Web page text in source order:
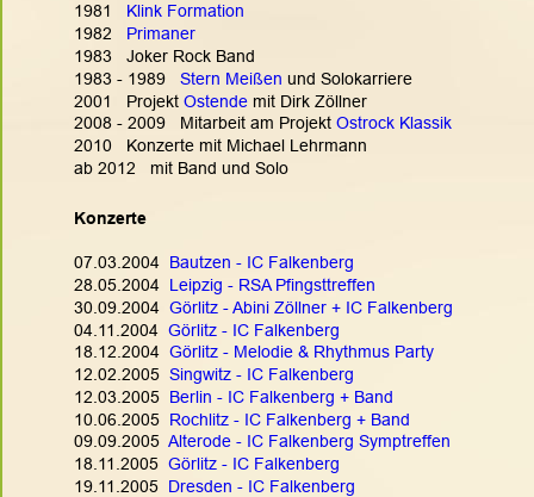
1981 Klink Formation
1982 Primaner
1983   Joker Rock Band
1983 - 1989 Stern Meißen und Solokarriere
2001   Projekt Ostende mit Dirk Zöllner
2008 - 2009   Mitarbeit am Projekt Ostrock Klassik
2010   Konzerte mit Michael Lehrmann
ab 2012   mit Band und Solo
.Konzerte
07.03.2004 Bautzen - IC Falkenberg
28.05.2004 Leipzig - RSA Pfingsttreffen
30.09.2004 Görlitz - Abini Zöllner + IC Falkenberg
04.11.2004 Görlitz - IC Falkenberg
18.12.2004 Görlitz - Melodie & Rhythmus Party
12.02.2005 Singwitz - IC Falkenberg
12.03.2005 Berlin - IC Falkenberg + Band
10.06.2005 Rochlitz - IC Falkenberg + Band
09.09.2005 Alterode - IC Falkenberg Symptreffen
18.11.2005 Görlitz - IC Falkenberg
19.11.2005 Dresden - IC Falkenberg